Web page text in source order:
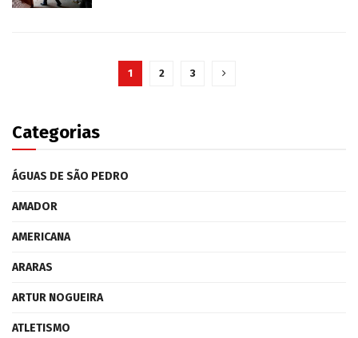
1 2 3
Categorias
ÁGUAS DE SÃO PEDRO
AMADOR
AMERICANA
ARARAS
ARTUR NOGUEIRA
ATLETISMO